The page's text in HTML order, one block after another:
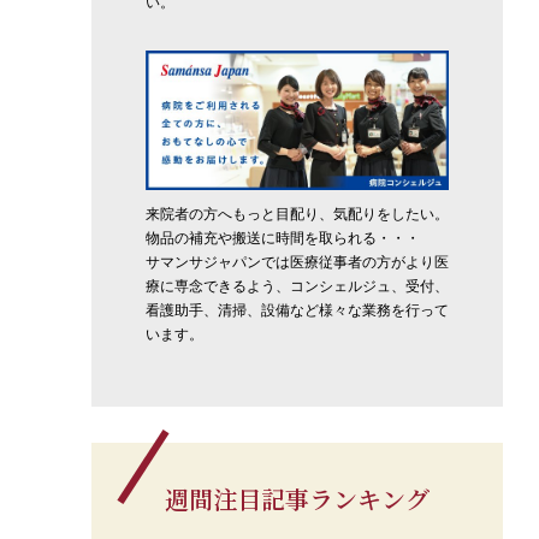
来院者の方へもっと目配り、気配りをしたい。
物品の補充や搬送に時間を取られる・・・
サマンサジャパンでは医療従事者の方がより医
療に専念できるよう、コンシェルジュ、受付、
看護助手、清掃、設備など様々な業務を行って
います。
週間注目記事ランキング